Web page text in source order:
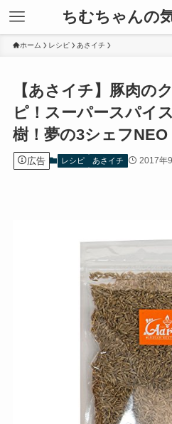
ちむちゃんの
ホーム レシピ あさイチ
【あさイチ】豚肉の
ピ！スーパースパイ
樹！夢の3シェフNEO
広告 レシピ あさイチ 2017年